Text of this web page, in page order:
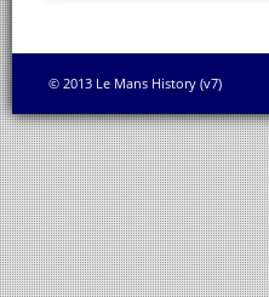
© 2013 Le Mans History (v7)